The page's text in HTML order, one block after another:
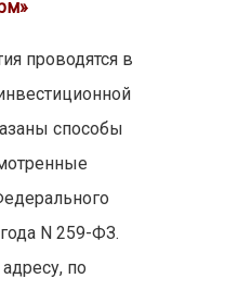
проводятся в
способы
N 259-ФЗ.
по